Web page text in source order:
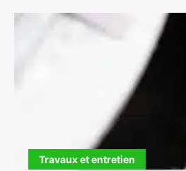
Travaux et entretien
Métiers du BTP